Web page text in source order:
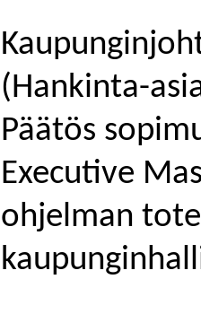
(Hankinta-
Päätös
Executive
ohjelman